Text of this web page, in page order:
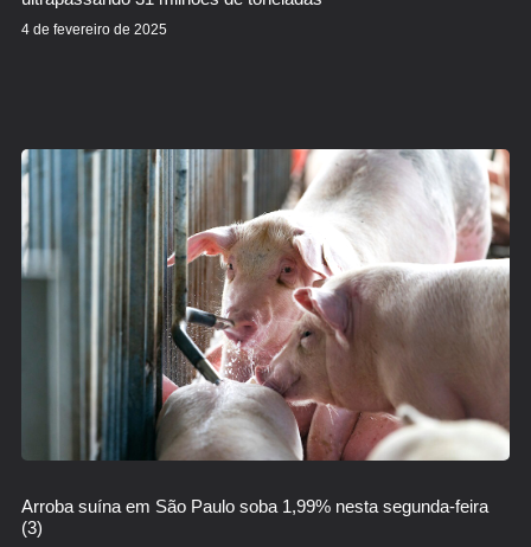
4 de fevereiro de 2025
Arroba suína em São Paulo soba 1,99% nesta segunda-feira
(3)